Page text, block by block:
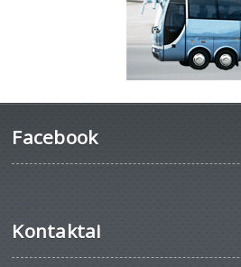
Facebook
Kontaktai